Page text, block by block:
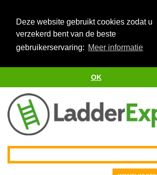
Deze website gebruikt cookies zodat u
verzekerd bent van de beste
gebruikerservaring: Meer informatie
OK